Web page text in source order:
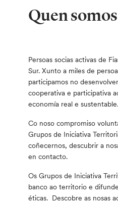
Quen somos
Persoas socias activas de
Sur. Xunto a miles de
participamos no
cooperativa e participativa
economía real e sustentable.
Co noso compromiso
Grupos de Iniciativa
coñecernos, descubrir a
en contacto.
Os Grupos de Iniciativa
banco ao territorio e
éticas. Descobre as nosas